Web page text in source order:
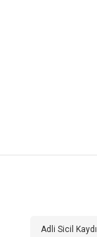
Adli Sicil